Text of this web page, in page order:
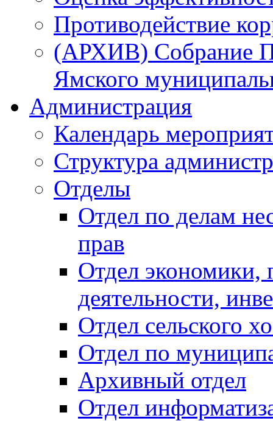
Противодействие
(АРХИВ) Собрание
Ямского
Администрация
Календарь
Структура
Отделы
Отдел по делам
прав
Отдел экономики,
деятельности,
Отдел сельского
Отдел по
Архивный отдел
Отдел